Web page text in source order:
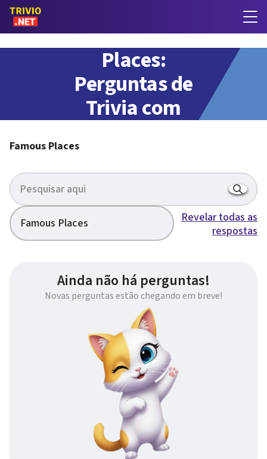
Famous
Places:
Perguntas de
Trivia com
Famous Places
Famous Places
Revelar todas as
respostas
Ainda não há perguntas!
Novas perguntas estão chegando em breve!